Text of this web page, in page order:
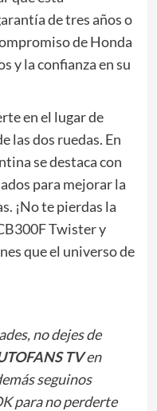
de tres años o
de Honda
y la confianza en su
en el lugar de
las dos ruedas. En
se destaca con
para mejorar la
¡No te pierdas la
Twister y
que el universo de
no dejes de
TVen
seguinos
para no perderte